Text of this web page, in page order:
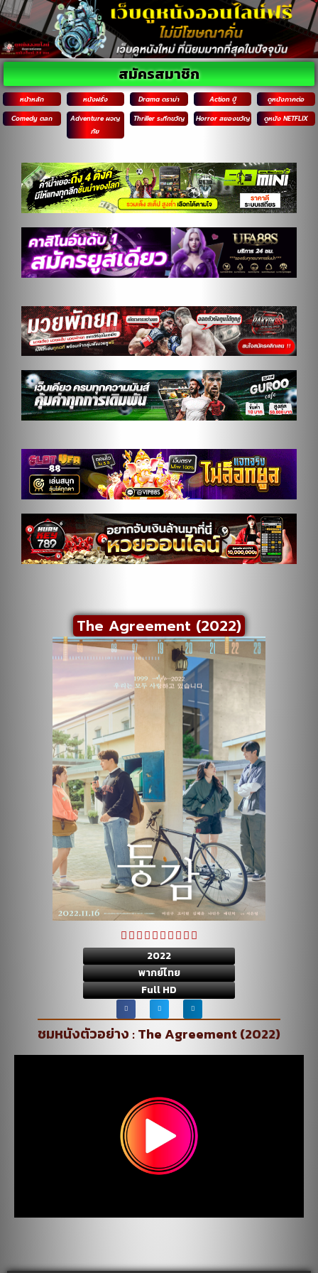
หน้าหลัก หนังฝรั่ง Drama ดราม่า Action บู๊
ดูหนังภาคต่อ
Comedy ตลก
Adventure ผจญ
ภัย
Thriller ระทึกขวัญ Horror สยองขวัญ ดูหนัง NETFLIX
สมัครสมาชิก
The Agreement (2022)
2022
พากย์ไทย
Full HD
ชมหนังตัวอย่าง : The Agreement (2022)